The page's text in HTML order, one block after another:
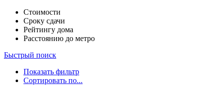
Стоимости
Сроку сдачи
Рейтингу дома
Расстоянию до метро
Быстрый поиск
Показать фильтр
Сортировать по...